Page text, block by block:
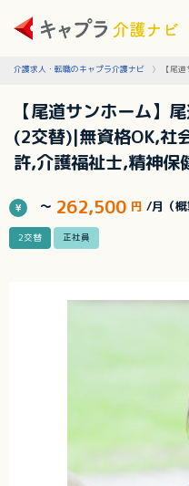
介護求人・転職のキャプラ介護ナビ 【尾
【尾道サンホーム】
(2交替)|無資格OK,社
許,介護福祉士,精神保
～ 262,500 円 /月（概
2交替 正社員